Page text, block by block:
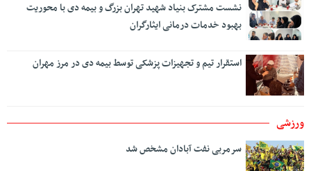
نشست مشترک بنیاد شهید تهران بزرگ و بیمه دی با محوریت
بهبود خدمات درمانی ایثارگران
استقرار تیم و تجهیزات پزشکی توسط بیمه دی در مرز مهران
ورزشی
سرمربی نفت آبادان مشخص شد